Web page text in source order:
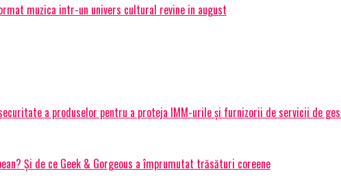
muzica intr-un univers cultural revine in august
a produselor pentru a proteja IMM-urile și furnizorii de servicii de
Și de ce Geek & Gorgeous a împrumutat trăsături coreene